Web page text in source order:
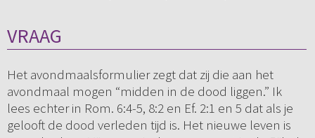
VRAAG
Het avondmaalsformulier zegt dat zij die aan het
avondmaal mogen “midden in de dood liggen.” Ik
lees echter in Rom. 6:4-5, 8:2 en Ef. 2:1 en 5 dat als je
gelooft de dood verleden tijd is. Het nieuwe leven is